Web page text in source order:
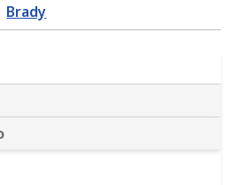
Brady